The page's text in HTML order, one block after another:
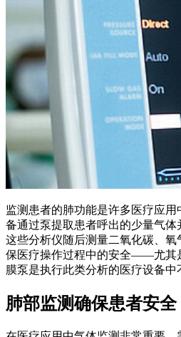
监测患者的肺功能是许多医疗应
备通过泵提取患者呼出的少量气体
这些分析仪随后测量二氧化碳、
保医疗操作过程中的安全——尤其
膜泵是执行此类分析的医疗设备中
肺部监测确保患者安全